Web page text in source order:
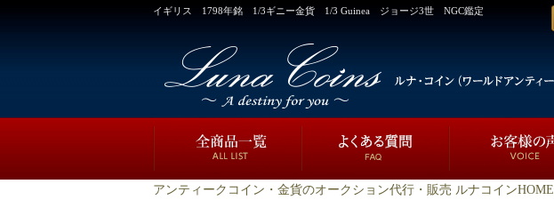
イギリス 1798年銘 1/3ギニー金貨 1/3 Guinea ジョージ3世 NGC鑑定
アンティークコイン・金貨のオークション代行・販売 ルナコインHOME